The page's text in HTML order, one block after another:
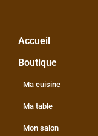
Accueil
Boutique
Ma cuisine
Ma table
Mon salon